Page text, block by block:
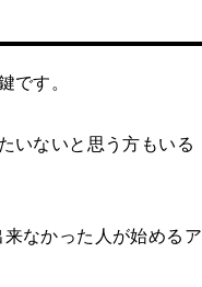
です。
いないと思う方もいる
なかった人が始めるア